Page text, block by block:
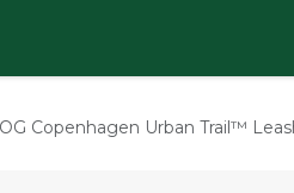
Copenhagen Urban Trail™